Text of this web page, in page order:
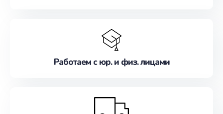
Работаем с юр. и физ. лицами